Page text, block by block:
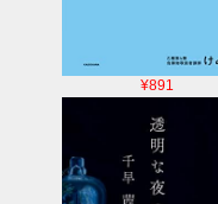
¥891